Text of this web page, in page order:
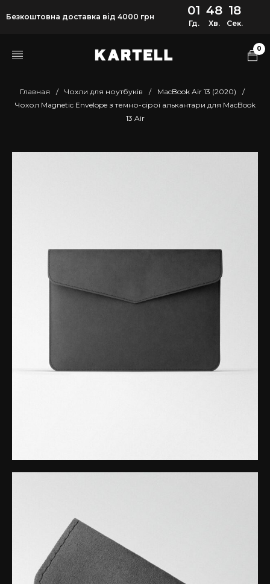
Безкоштовна доставка від 4000 грн 01
Гд.
48
Хв.
17
Сек.
0
Главная / Чохли для ноутбуків / MacBook Air 13 (2020)
/
Чохол Magnetic Envelope з темно-сірої алькантари для MacBook
13 Air